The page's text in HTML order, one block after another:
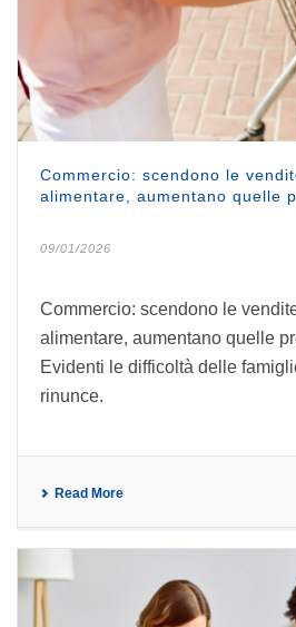
Commercio: scendono le
alimentare, aumentano quelle
09/01/2026
Commercio: scendono le
alimentare, aumentano quelle
Evidenti le difficoltà delle
rinunce.
Read More